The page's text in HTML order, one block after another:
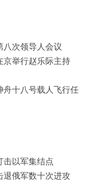
八次领导人会议
京举行赵乐际主持
舟十八号载人飞行任
击以军集结点
退俄军数十次进攻